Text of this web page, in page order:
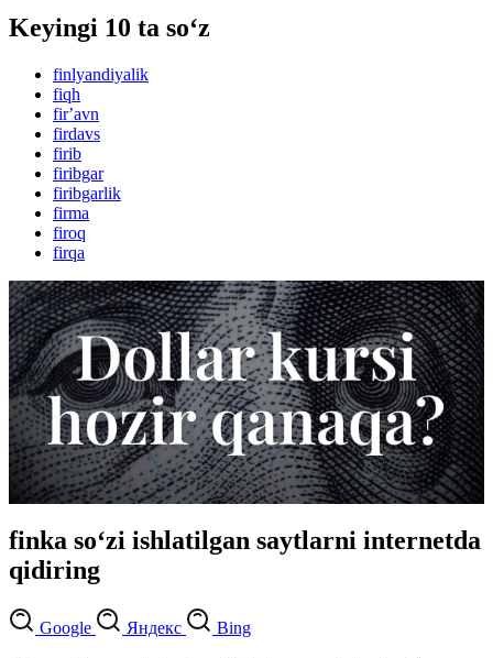
Keyingi 10 ta so‘z
finlyandiyalik
fiqh
firʼavn
firdavs
firib
firibgar
firibgarlik
firma
firoq
firqa
finka so‘zi ishlatilgan saytlarni internetda
qidiring
Google Яндекс Bing